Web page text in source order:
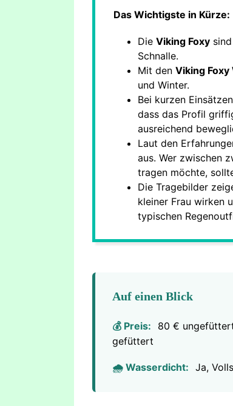
Das Wichtigste in Kürze:
Die Viking Foxysind
Schnalle.
Mit den Viking Foxy
und Winter.
Bei kurzen
dass das Profil
ausreichend
Laut den
aus. Wer zwischen
tragen möchte,
Die Tragebilder
kleiner Frau wirken
typischen
Auf einen Blick
💰 Preis:
80 €
gefüttert
🌧️ Wasserdicht: Ja,